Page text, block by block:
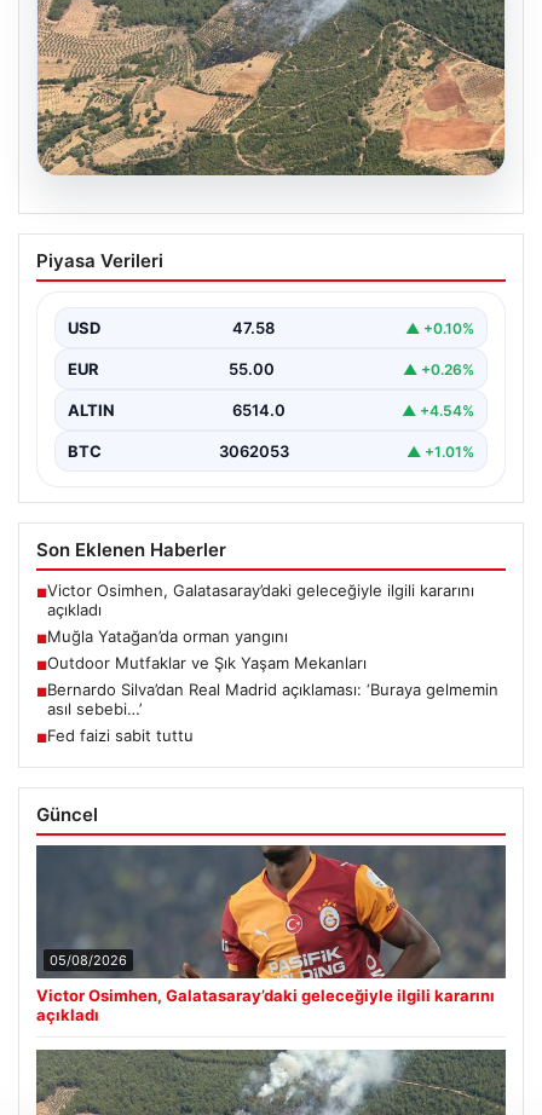
05.08.2026
Muğla Yatağan’da orman yangını
{ “title”: “Muğla Yatağan’da Orman Yangını Kontrol
Piyasa Verileri
USD 47.58 ▲ +0.10%
EUR 55.00 ▲ +0.26%
ALTIN 6514.0 ▲ +4.54%
BTC 3062053 ▲ +1.01%
Son Eklenen Haberler
■Victor Osimhen, Galatasaray’daki geleceğiyle ilgili kararını
açıkladı
■Muğla Yatağan’da orman yangını
■Outdoor Mutfaklar ve Şık Yaşam Mekanları
■Bernardo Silva’dan Real Madrid açıklaması: ‘Buraya gelmemin
asıl sebebi…’
■Fed faizi sabit tuttu
Güncel
05/08/2026
Victor Osimhen, Galatasaray’daki geleceğiyle ilgili kararını
açıkladı